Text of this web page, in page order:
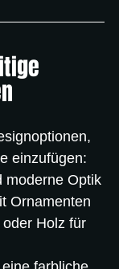
einzufügen:
moderne Optik
Ornamenten
Holz für